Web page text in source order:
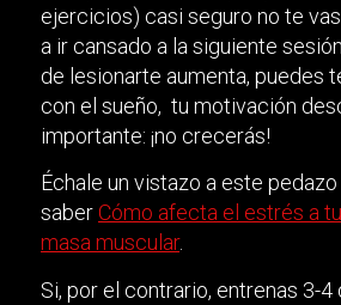
ejercicios) casi seguro no te
a ir cansado a la siguiente
de lesionarte aumenta, puedes
con el sueño, tu motivación
importante: ¡no crecerás!
Échale un vistazo a este
saberCómo afecta el estrés a
masa muscular.
Si, por el contrario, entrenas 3-